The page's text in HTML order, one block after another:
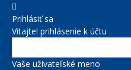
Prihlásiť sa
Vitajte! prihlásenie k účtu
Vaše užívateľské meno